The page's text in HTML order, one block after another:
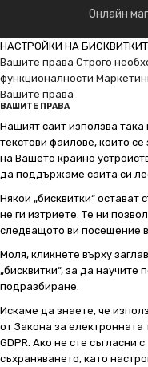
Онлайн
НАСТРОЙКИ НА
Вашите права Строго
функционалности
Вашите права
ВАШИТЕ ПРАВА
Нашият сайт използва така
текстови файлове, които
на Вашето крайно
да поддържаме сайта си
Някои „бисквитки“ остават
не ги изтриете. Те ни
следващото ви посещение
Моля, кликнете върху
„бисквитки“, за да
подразбиране.
Искаме да знаете, че
от Закона за електронната
GDPR. Ако не сте съгласни
съхраняването, като